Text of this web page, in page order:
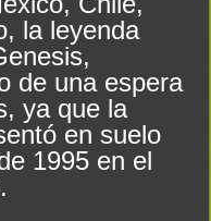
la leyenda
de una espera
ya que la
en suelo
1995 en el